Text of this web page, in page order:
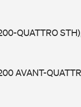
QUATTRO
AVANT-